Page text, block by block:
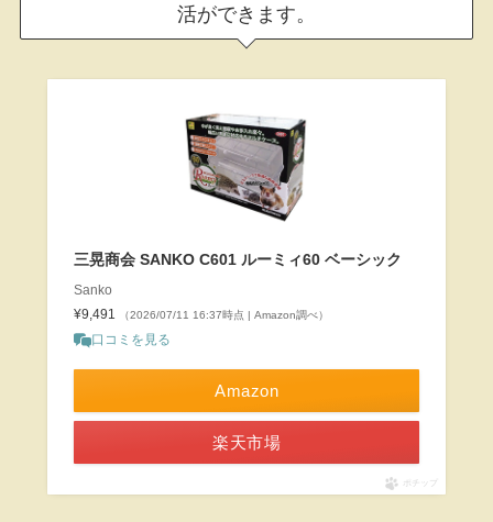
活ができます。
三晃商会 SANKO C601 ルーミィ60 ベーシック
Sanko
¥9,491
（2026/07/11 16:37時点 | Amazon調べ）
口コミを見る
Amazon
楽天市場
ポチップ